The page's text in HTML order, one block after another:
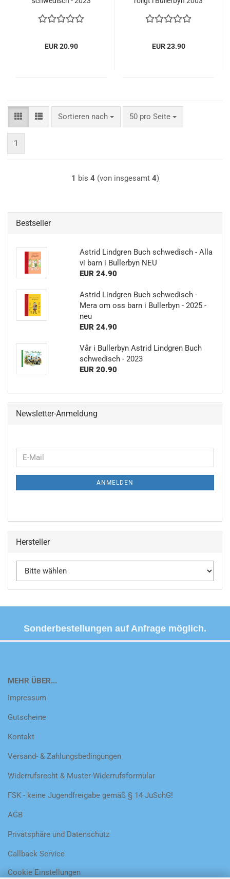
EUR 20.90 EUR 23.90
Sortieren nach
Sortieren nach 50 pro Seite
pro Seite
1
1 bis 4(von insgesamt 4)
Bestseller
Astrid Lindgren Buch schwedisch - Alla
vi barn i Bullerbyn NEU
EUR 24.90
Astrid Lindgren Buch schwedisch -
Mera om oss barn i Bullerbyn - 2025 -
neu
EUR 24.90
Vår i Bullerbyn Astrid Lindgren Buch
schwedisch - 2023
EUR 20.90
Newsletter-Anmeldung
WEITER
ZUR
NEWSLETTER-
E-
Mail
ANMELDEN
Hersteller
Sonderbestellungen auf Anfrage möglich.
MEHR ÜBER...
Impressum
Gutscheine
Kontakt
Versand- & Zahlungsbedingungen
Widerrufsrecht & Muster-Widerrufsformular
FSK - keine Jugendfreigabe gemäß § 14 JuSchG!
AGB
Privatsphäre und Datenschutz
Callback Service
Cookie Einstellungen